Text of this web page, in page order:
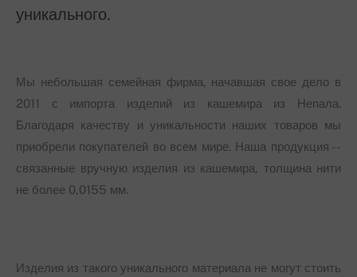
уникального.
Мы небольшая семейная фирма, начавшая свое дело в
2011 с импорта изделий из кашемира из Непала.
Благодаря качеству и уникальности наших товаров мы
приобрели покупателей во всем мире. Наша продукция --
связанные вручную изделия из кашемира, толщина нити
не более 0,0155 мм.
Изделия из такого уникального материала не могут стоить